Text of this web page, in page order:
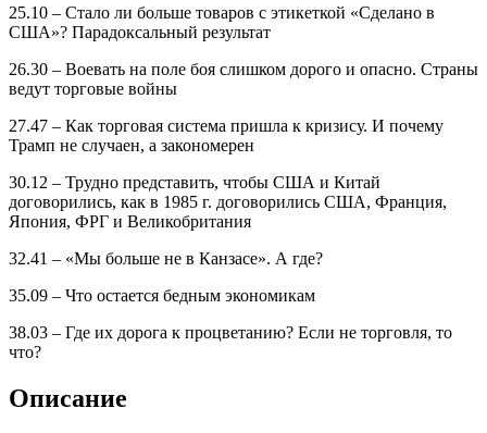
25.10 – Стало ли больше товаров с этикеткой «Сделано в
США»? Парадоксальный результат
26.30 – Воевать на поле боя слишком дорого и опасно. Страны
ведут торговые войны
27.47 – Как торговая система пришла к кризису. И почему
Трамп не случаен, а закономерен
30.12 – Трудно представить, чтобы США и Китай
договорились, как в 1985 г. договорились США, Франция,
Япония, ФРГ и Великобритания
32.41 – «Мы больше не в Канзасе». А где?
35.09 – Что остается бедным экономикам
38.03 – Где их дорога к процветанию? Если не торговля, то
что?
Описание